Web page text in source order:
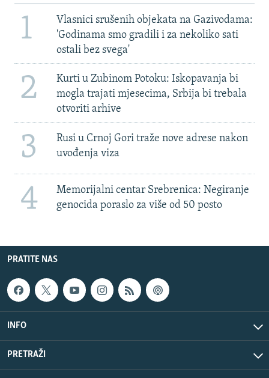
1
Vlasnici srušenih objekata na Gazivodama:
'Godinama smo gradili i za nekoliko sati
ostali bez svega'
2
Kurti u Zubinom Potoku: Iskopavanja bi
mogla trajati mjesecima, Srbija bi trebala
otvoriti arhive
3
Rusi u Crnoj Gori traže nove adrese nakon
uvođenja viza
4
Memorijalni centar Srebrenica: Negiranje
genocida poraslo za više od 50 posto
PRATITE NAS
INFO
PRETRAŽI